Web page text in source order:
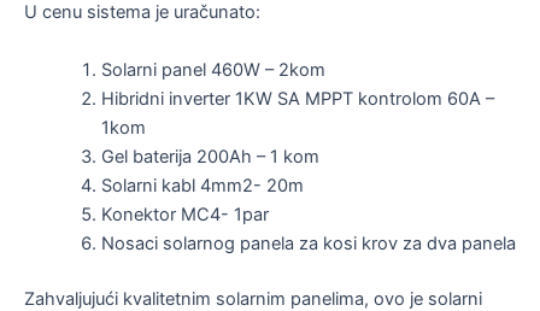
U cenu sistema je uračunato:
Solarni panel 460W – 2kom
Hibridni inverter 1KW SA MPPT kontrolom 60A –
1kom
Gel baterija 200Ah – 1 kom
Solarni kabl 4mm2- 20m
Konektor MC4- 1par
Nosaci solarnog panela za kosi krov za dva panela
Zahvaljujući kvalitetnim solarnim panelima, ovo je solarni